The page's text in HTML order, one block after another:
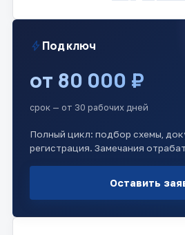
boltПод ключ
от 80 000 ₽
срок — от 30 рабочих дней
Полный цикл: подбор схемы,
регистрация. Замечания
Оставить